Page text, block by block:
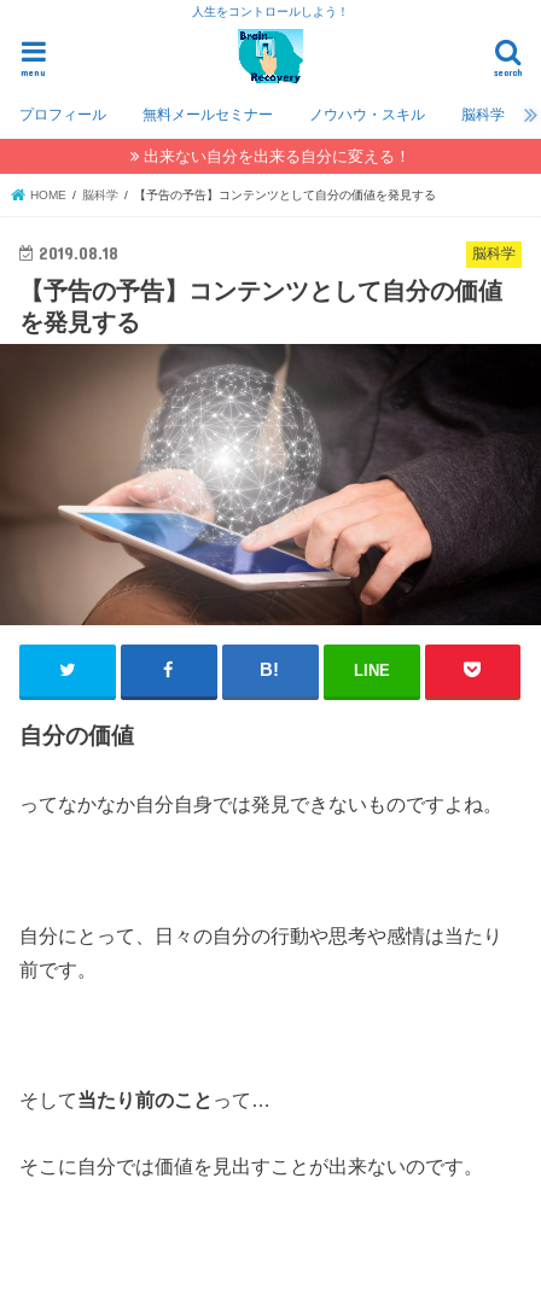
人生をコントロールしよう！
search
menu
プロフィール 無料メールセミナー ノウハウ・スキル 脳科学
出来ない自分を出来る自分に変える！
HOME 脳科学 【予告の予告】コンテンツとして自分の価値を発見する
脳科学
2019.08.18
【予告の予告】コンテンツとして自分の価値
を発見する
LINE
自分の価値
ってなかなか自分自身では発見できないものですよね。
自分にとって、日々の自分の行動や思考や感情は当たり
前です。
そして当たり前のこと って…
そこに自分では価値を見出すことが出来ないのです。